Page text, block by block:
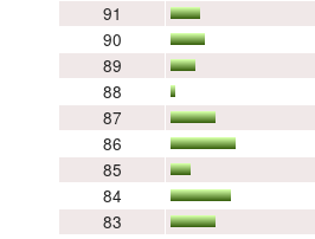
91
90
89
88
87
86
85
84
83